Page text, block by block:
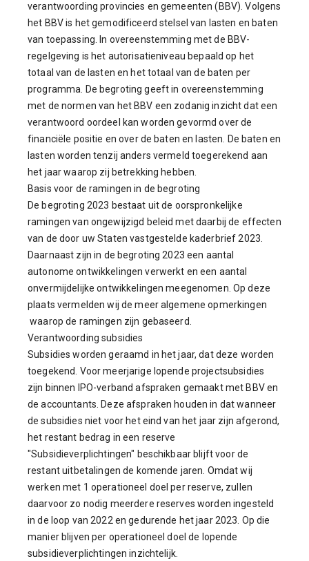
verantwoording provincies en gemeenten (BBV). Volgens
het BBV is het gemodificeerd stelsel van lasten en baten
van toepassing. In overeenstemming met de BBV-
regelgeving is het autorisatieniveau bepaald op het
totaal van de lasten en het totaal van de baten per
programma. De begroting geeft in overeenstemming
met de normen van het BBV een zodanig inzicht dat een
verantwoord oordeel kan worden gevormd over de
financiële positie en over de baten en lasten. De baten en
lasten worden tenzij anders vermeld toegerekend aan
het jaar waarop zij betrekking hebben.
Basis voor de ramingen in de begroting
De begroting 2023 bestaat uit de oorspronkelijke
ramingen van ongewijzigd beleid met daarbij de effecten
van de door uw Staten vastgestelde kaderbrief 2023.
Daarnaast zijn in de begroting 2023 een aantal
autonome ontwikkelingen verwerkt en een aantal
onvermijdelijke ontwikkelingen meegenomen. Op deze
plaats vermelden wij de meer algemene opmerkingen
waarop de ramingen zijn gebaseerd.
Verantwoording subsidies
Subsidies worden geraamd in het jaar, dat deze worden
toegekend. Voor meerjarige lopende projectsubsidies
zijn binnen IPO-verband afspraken gemaakt met BBV en
de accountants. Deze afspraken houden in dat wanneer
de subsidies niet voor het eind van het jaar zijn afgerond,
het restant bedrag in een reserve
"Subsidieverplichtingen" beschikbaar blijft voor de
restant uitbetalingen de komende jaren. Omdat wij
werken met 1 operationeel doel per reserve, zullen
daarvoor zo nodig meerdere reserves worden ingesteld
in de loop van 2022 en gedurende het jaar 2023. Op die
manier blijven per operationeel doel de lopende
subsidieverplichtingen inzichtelijk.